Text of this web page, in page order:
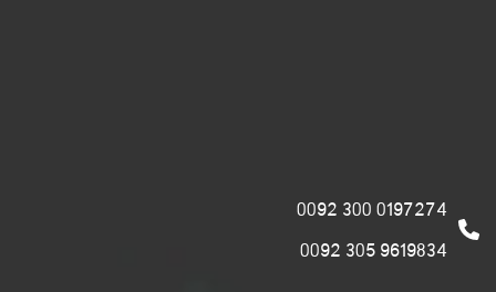
0197274 300 0092
9619834 305 0092